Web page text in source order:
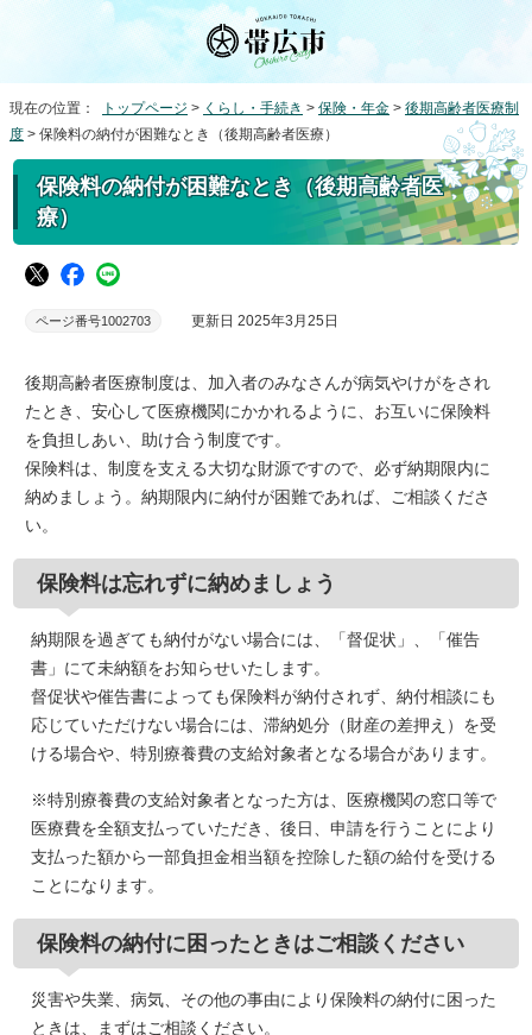
現在の位置： トップページ > くらし・手続き > 保険・年金 > 後期高齢者医療制
度 > 保険料の納付が困難なとき（後期高齢者医療）
保険料の納付が困難なとき（後期高齢者医
療）
ページ番号1002703 更新日 2025年3月25日
後期高齢者医療制度は、加入者のみなさんが病気やけがをされ
たとき、安心して医療機関にかかれるように、お互いに保険料
を負担しあい、助け合う制度です。
保険料は、制度を支える大切な財源ですので、必ず納期限内に
納めましょう。納期限内に納付が困難であれば、ご相談くださ
い。
保険料は忘れずに納めましょう
納期限を過ぎても納付がない場合には、「督促状」、「催告
書」にて未納額をお知らせいたします。
督促状や催告書によっても保険料が納付されず、納付相談にも
応じていただけない場合には、滞納処分（財産の差押え）を受
ける場合や、特別療養費の支給対象者となる場合があります。
※特別療養費の支給対象者となった方は、医療機関の窓口等で
医療費を全額支払っていただき、後日、申請を行うことにより
支払った額から一部負担金相当額を控除した額の給付を受ける
ことになります。
保険料の納付に困ったときはご相談ください
災害や失業、病気、その他の事由により保険料の納付に困った
ときは、まずはご相談ください。